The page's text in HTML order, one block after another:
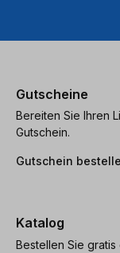
Gutscheine
Bereiten Sie Ihren
Gutschein.
Gutschein
Katalog
Bestellen Sie